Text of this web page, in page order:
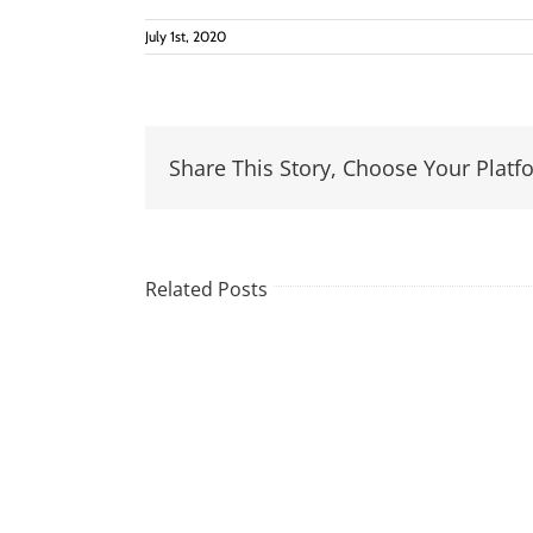
July 1st, 2020
Share This Story, Choose Your
Related Posts